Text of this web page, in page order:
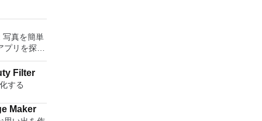
写真を簡単
リを探し
Zoom Beauty Filter
する
Maker